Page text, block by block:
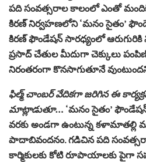
పది సంవత్సరాల కాలంలో ఎంతో
కిరణ్ నిర్వ‌హ‌ణ‌లోని ‘మనం సైతం’
కిరణ్ ఫౌండేషన్ సారధ్యంలో
ప్రసాద్ చేతుల మీదుగా చెక్కులు
నిరంత‌రంగా కొన‌సాగుతూనే
ఫిల్మ్ చాంబర్ వేదికగా జ‌రిగిన ఈ
మాట్లాడుతూ… ‘మనం సైతం’
వరకు అండగా ఉంటున్న కళామాతల్లి
పాదాబివందనం. గ‌డిచిన‌ పది
కార్మికులకు కోటి రూపాయాలకు పైగా